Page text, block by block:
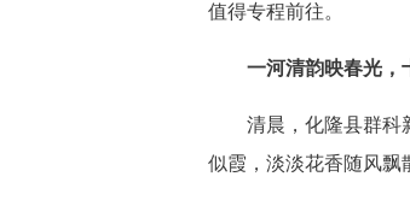
值得专程前往。
一河清韵映春光，
清晨，化隆县群科新
似霞，淡淡花香随风飘